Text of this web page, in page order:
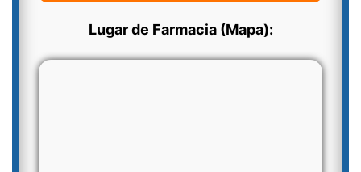
Lugar de Farmacia (Mapa):